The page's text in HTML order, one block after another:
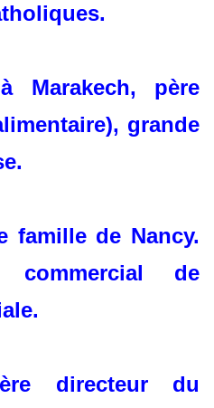
Marakech, père
grande
famille de Nancy.
commercial de
directeur du